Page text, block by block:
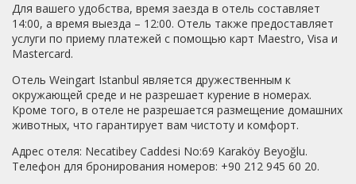
Для вашего удобства, время заезда в отель составляет
14:00, а время выезда – 12:00. Отель также предоставляет
услуги по приему платежей с помощью карт Maestro, Visa и
Mastercard.
Отель Weingart Istanbul является дружественным к
окружающей среде и не разрешает курение в номерах.
Кроме того, в отеле не разрешается размещение домашних
животных, что гарантирует вам чистоту и комфорт.
Адрес отеля: Necatibey Caddesi No:69 Karaköy Beyoğlu.
Телефон для бронирования номеров: +90 212 945 60 20.